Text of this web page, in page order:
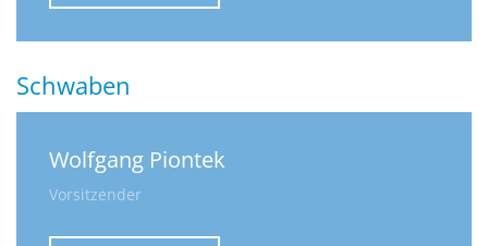
Schwaben
Wolfgang Piontek
Vorsitzender